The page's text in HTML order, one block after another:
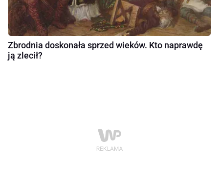
Zbrodnia doskonała sprzed wieków. Kto naprawdę
ją zlecił?